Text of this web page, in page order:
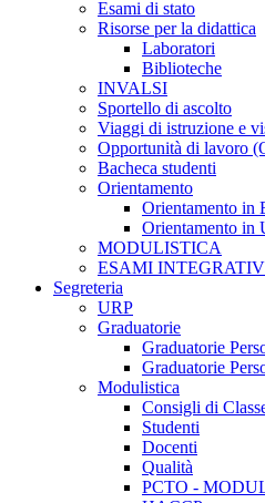
Esami di stato
Risorse per la didattica
Laboratori
Biblioteche
INVALSI
Sportello di ascolto
Viaggi di istruzione e
Opportunità di lavoro
Bacheca studenti
Orientamento
Orientamento in
Orientamento in
MODULISTICA
ESAMI
Segreteria
URP
Graduatorie
Graduatorie
Graduatorie
Modulistica
Consigli di
Studenti
Docenti
Qualità
PCTO -